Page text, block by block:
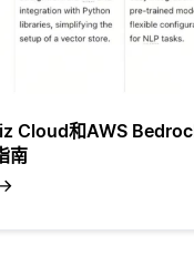
Cloud和AWS
南